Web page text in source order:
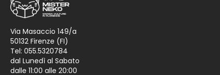
Via Masaccio 149/a
50132 Firenze (FI)
Tel: 055.5320784
dal Lunedì al Sabato
dalle 11:00 alle 20:00